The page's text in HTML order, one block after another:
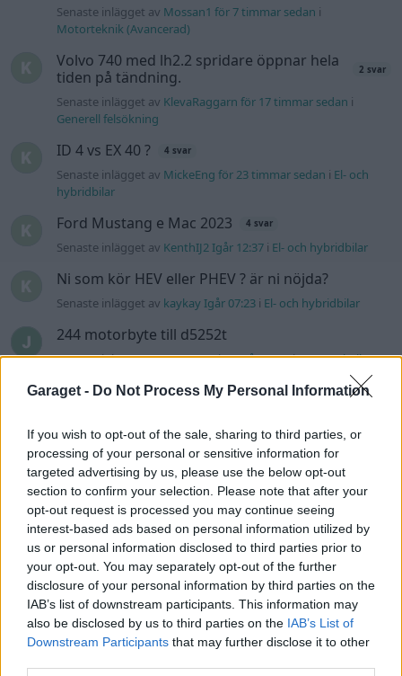
Garaget - Do Not Process My Personal Information
If you wish to opt-out of the sale, sharing to third parties, or
processing of your personal or sensitive information for
targeted advertising by us, please use the below opt-out
section to confirm your selection. Please note that after your
opt-out request is processed you may continue seeing
interest-based ads based on personal information utilized by
us or personal information disclosed to third parties prior to
your opt-out. You may separately opt-out of the further
disclosure of your personal information by third parties on the
IAB’s list of downstream participants. This information may
also be disclosed by us to third parties on the IAB’s List of
Downstream Participants that may further disclose it to other
Senaste inlägget av Mossan1 för 7 timmar sedan i
Motorteknik (Avancerad)
Volvo 740 med lh2.2 spridare öppnar hela
tiden på tändning.
2 svar
Senaste inlägget av KlevaRaggarn för 17 timmar sedan i
Generell felsökning
ID 4 vs EX 40 ? 4 svar
Senaste inlägget av MickeEng för 23 timmar sedan i El- och
hybridbilar
Ford Mustang e Mac 2023 4 svar
Senaste inlägget av KenthIJ2 Igår 12:37 i El- och hybridbilar
Ni som kör HEV eller PHEV ? är ni nöjda?
Senaste inlägget av kaykay Igår 07:23 i El- och hybridbilar
244 motorbyte till d5252t
Senaste inlägget avJeppegaming Igår 00:53iMotorteknik
Senaste inlägget avThe-GOAT torsdag 20:54i Generell
felsökning
Man man ha mindre ström till
Motorvärmare?
4 svar
Senaste inlägget av BilFixare torsdag 14:37 iEl- och hybridbilar
Senaste projektinläggen
Puttelitens projekt Audi S2 Avant. Back
to basic. + garagefix.
900 svar
Senaste inlägget avPutteliten för 19 timmar sedaniProjekt
14 svar